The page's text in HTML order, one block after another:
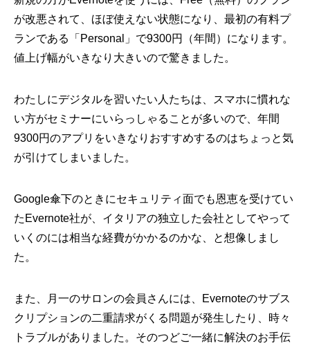
が改悪されて、ほぼ使えない状態になり、最初の有料プ
ランである「Personal」で9300円（年間）になります。
値上げ幅がいきなり大きいので驚きました。
わたしにデジタルを習いたい人たちは、スマホに慣れな
い方がセミナーにいらっしゃることが多いので、年間
9300円のアプリをいきなりおすすめするのはちょっと気
が引けてしまいました。
Google傘下のときにセキュリティ面でも恩恵を受けてい
たEvernote社が、イタリアの独立した会社としてやって
いくのには相当な経費がかかるのかな、と想像しまし
た。
また、月一のサロンの会員さんには、Evernoteのサブス
クリプションの二重請求がくる問題が発生したり、時々
トラブルがありました。そのつどご一緒に解決のお手伝